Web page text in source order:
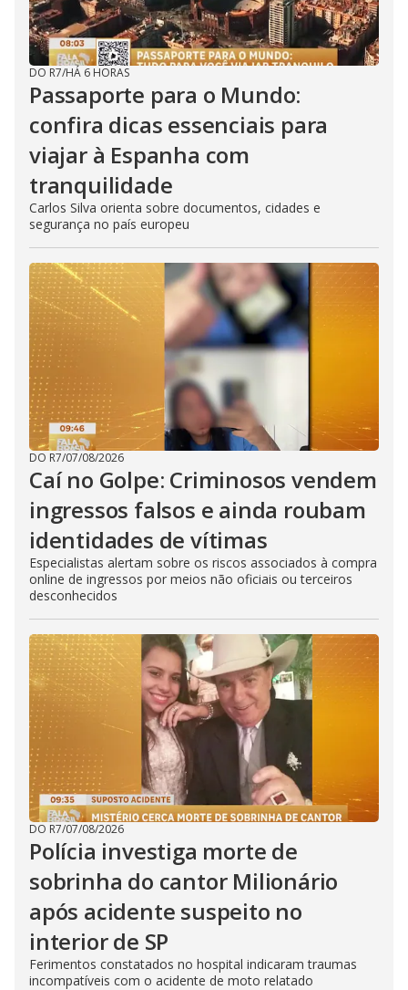
DO R7/HÁ 6 HORAS
Passaporte para o Mundo:
confira dicas essenciais para
viajar à Espanha com
tranquilidade
Carlos Silva orienta sobre documentos, cidades e
segurança no país europeu
DO R7/07/08/2026
Caí no Golpe: Criminosos vendem
ingressos falsos e ainda roubam
identidades de vítimas
Especialistas alertam sobre os riscos associados à compra
online de ingressos por meios não oficiais ou terceiros
desconhecidos
DO R7/07/08/2026
Polícia investiga morte de
sobrinha do cantor Milionário
após acidente suspeito no
interior de SP
Ferimentos constatados no hospital indicaram traumas
incompatíveis com o acidente de moto relatado